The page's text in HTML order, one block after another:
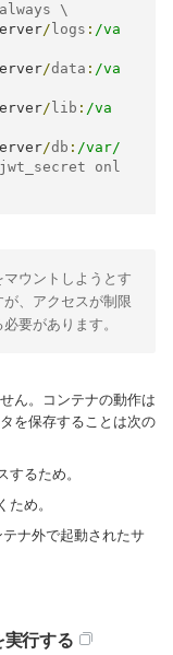
always \
/ logs : /va
/data : /va
/ lib : /va
/db : /var/
onl
ウントしようとす
、アクセスが制限
要があります。
ん。コンテナの動作は
を保存することは次の
るため。
め。
ナ外で起動されたサ
実行する